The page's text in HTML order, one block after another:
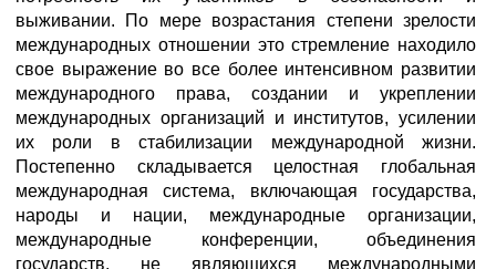
выживании. По мере возрастания степени зрелости
международных отношении это стремление находило
свое выражение во все более интенсивном развитии
международного права, создании и укреплении
международных организаций и институтов, усилении
их роли в стабилизации международной жизни.
Постепенно складывается целостная глобальная
международная система, включающая государства,
народы и нации, международные организации,
международные конференции, объединения
государств, не являющихся международными